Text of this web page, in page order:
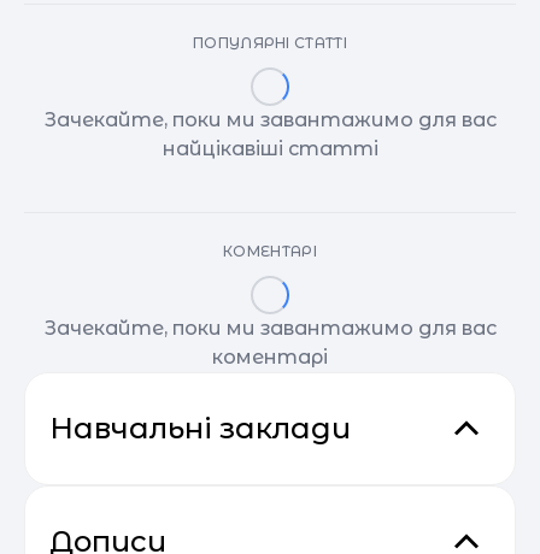
ПОПУЛЯРНІ СТАТТІ
Зачекайте, поки ми завантажимо для вас
найцікавіші статті
КОМЕНТАРІ
Зачекайте, поки ми завантажимо для вас
коментарі
Навчальні заклади
Дописи